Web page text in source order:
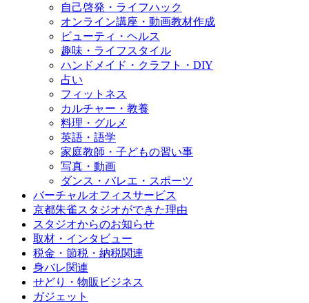
自己啓発・ライフハック
オンライン講座・動画教材作成
ビューティ・ヘルス
趣味・ライフスタイル
ハンドメイド・クラフト・DIY
占い
フィットネス
カルチャー・教養
料理・グルメ
英語・語学
家庭教師・子どもの習い事
写真・動画
ダンス・バレエ・スポーツ
バーチャルオフィスサービス
京都朱雀スタジオができた理由
スタジオからのお知らせ
取材・インタビュー
税金・節税・納税関連
身バレ関連
せどり・物販ビジネス
ガジェット